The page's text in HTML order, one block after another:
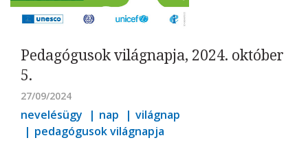
Pedagógusok világnapja, 2024. október
5.
27/09/2024
nevelésügy nap
világnap
pedagógusok világnapja